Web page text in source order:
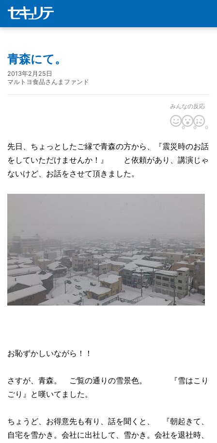
青森にて。
2013年2月25日
マルトヨ食品さんまファンド
みんなの反応
0 0 0
先日、ちょっとしたご縁で青森の方から、『震災時のお話
をしていただけませんか！』 と依頼があり、講演じゃ
ないけど、お話をさせて頂きました。
お恥ずかしいながら！！
さすが、青森。 ご覧の通りの雪景色。 『雪はこり
ごり』と嘆いてました。
ちょうど、お得意先も有り、話を聞くと、 『朝起きて、
自宅を雪かき。会社に出社して、雪かき。会社を退社時、